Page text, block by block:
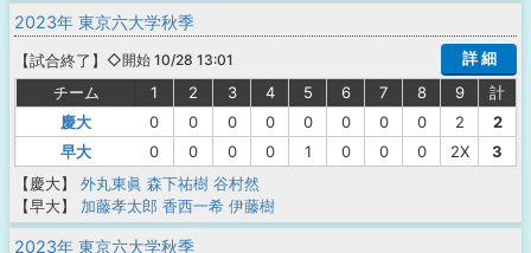
2023年 東京六大学秋季
【試合終了 】 ◇開始 10/28 13:01
詳 細
チーム
1 2 3 4 5 6 7 8 9
計
慶大
0 0 0 0 0 0 0 0 2
2
早大
0 0 0 0 1 0 0 0 2X
3
【慶大】
外丸東眞 森下祐樹 谷村然
【早大】
加藤孝太郎 香西一希 伊藤樹
2023年 東京六大学秋季